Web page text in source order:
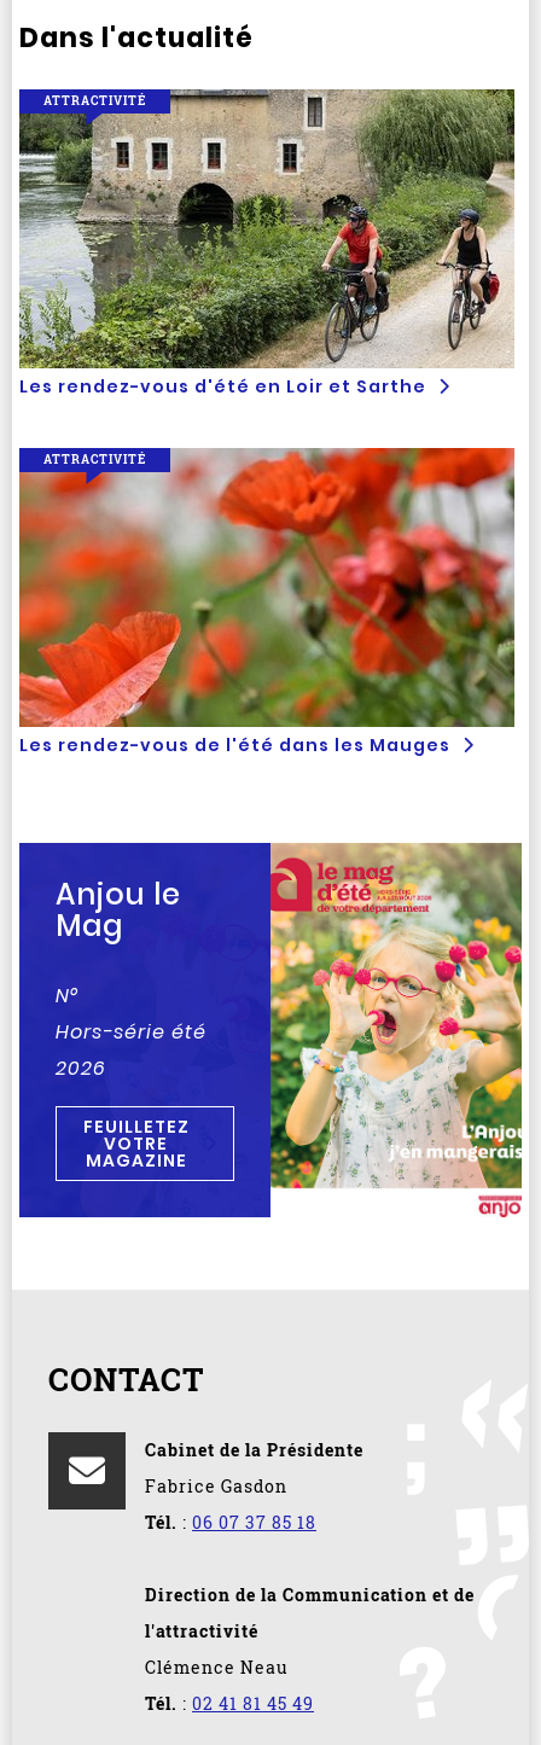
Dans l'actualité
Les rendez-vous d'été en Loir et Sarthe
ATTRACTIVITÉ
Les rendez-vous de l'été dans les Mauges
ATTRACTIVITÉ
Anjou le
Mag
N°
Hors-série été
2026
FEUILLETEZ
VOTRE
MAGAZINE
CONTACT
Cabinet de la Présidente
Fabrice Gasdon
Tél. : 06 07 37 85 18
Direction de la Communication et de
l'attractivité
Clémence Neau
Tél. : 02 41 81 45 49